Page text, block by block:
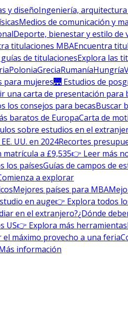
y diseñoIngeniería, arquitectura
Medios de comunicación y
Deporte, bienestar y estilo de
titulaciones MBAEncuentra
de titulacionesExplora las
PoloniaGreciaRumaníaHungría
para mujeres🌉 Estudios de
una carta de presentación para
los consejos para becasBuscar
baratos de EuropaCarta de
sobre estudios en el
UU. en 2024Recortes
a £9,535👉 Leer más
los paísesGuías de campos de
a explorar
Mejores países para MBA
en auge👉 Explora todos
en el extranjero?¿Dónde
US👉 Explora más herramientas
el máximo provecho a una feria
información